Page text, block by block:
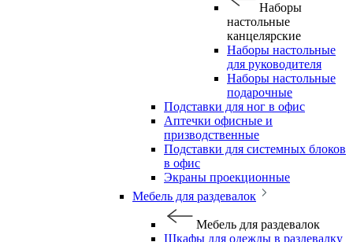
Наборы
настольные
канцелярские
Наборы настольные
для руководителя
Наборы настольные
подарочные
Подставки для ног в офис
Аптечки офисные и
призводственные
Подставки для системных блоков
в офис
Экраны проекционные
Мебель для раздевалок
Мебель для раздевалок
Шкафы для одежды в раздевалку